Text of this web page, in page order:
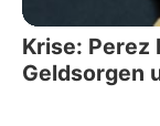
Krise:
Geldsorgen